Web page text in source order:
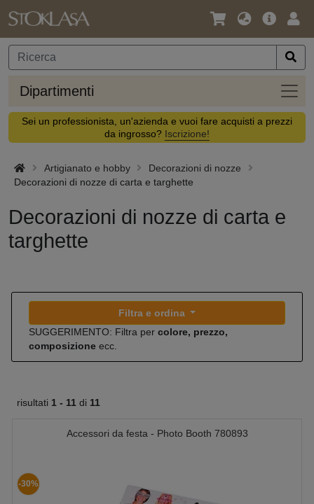
Lingua
Valuta
Offerta
Dipartimenti
Sei un professionista, un'azienda e vuoi fare acquisti a prezzi
da ingrosso? Iscrizione!
Artigianato e hobby
Decorazioni di nozze
Decorazioni di nozze di carta e targhette
Decorazioni di nozze di carta e
targhette
Filtra e ordina
SUGGERIMENTO: Filtra per colore, prezzo,
composizione ecc.
risultati 1 - 11 di 11
Accessori da festa - Photo Booth 780893
-30%